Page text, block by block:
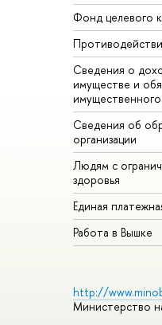
Фонд целевого
Сведения о
имуществе и
Сведения об
организации
Людям с
здоровья
Единая
Работа в Вышке
http://
Министерство